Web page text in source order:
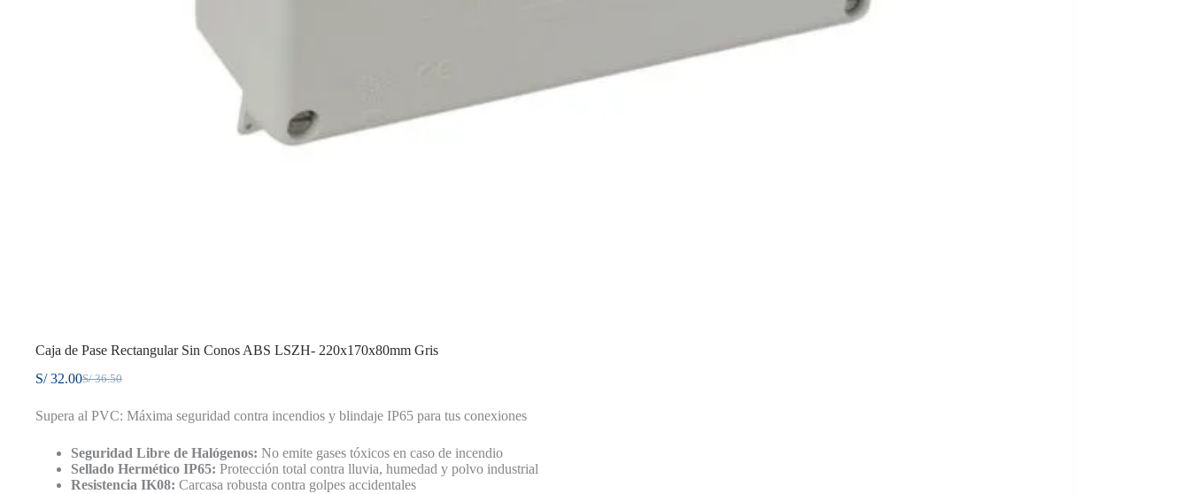
Caja de Pase Rectangular Sin Conos ABS LSZH- 220x170x80mm Gris
S/36.50
El
original
S/ 36.50.
S/32.00El
actual
S/ 32.00.
Supera al PVC: Máxima seguridad contra incendios y blindaje IP65 para tus conexiones
Seguridad Libre de Halógenos: No emite gases tóxicos en caso de incendio
Sellado Hermético IP65: Protección total contra lluvia, humedad y polvo industrial
Resistencia IK08: Carcasa robusta contra golpes accidentales